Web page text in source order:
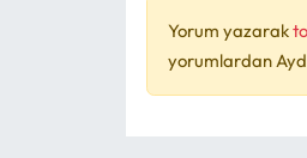
Yorum yazarak
yorumlardan